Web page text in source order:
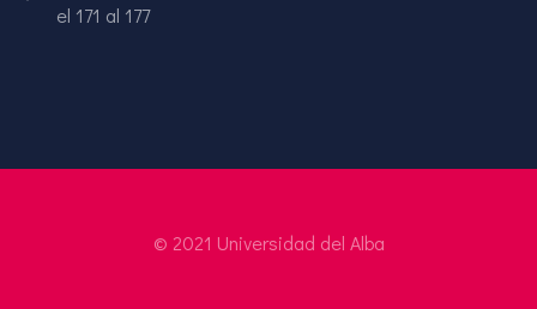
el 171 al 177
© 2021 Universidad del Alba